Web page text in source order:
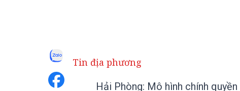
Tin địa phương
Hải Phòng: Mô hình chính